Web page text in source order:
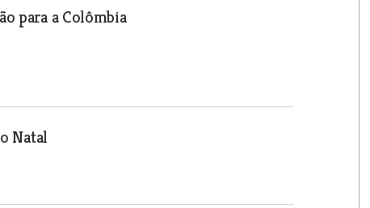
para a Colômbia
Natal